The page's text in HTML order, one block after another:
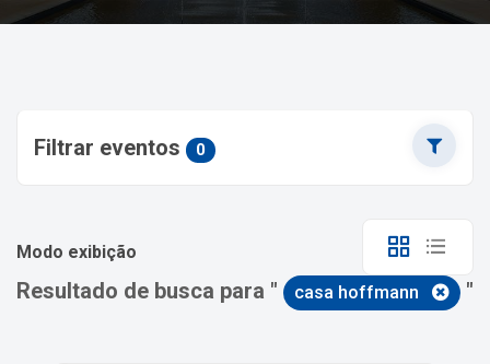
Filtrar eventos 0
Modo exibição
Resultado de busca para " casa hoffmann "